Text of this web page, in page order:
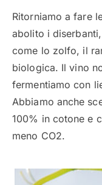
Ritorniamo a fare
abolito i
come lo zolfo, il
biologica. Il vino
fermentiamo con
Abbiamo anche
100% in cotone e
meno CO2.